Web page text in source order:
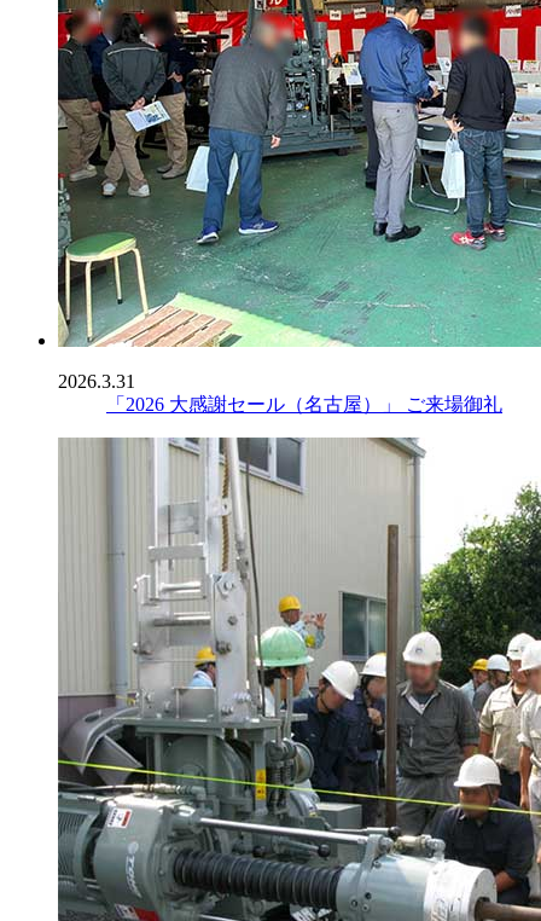
2026.3.31
「2026 大感謝セール（名古屋）」 ご来場御礼